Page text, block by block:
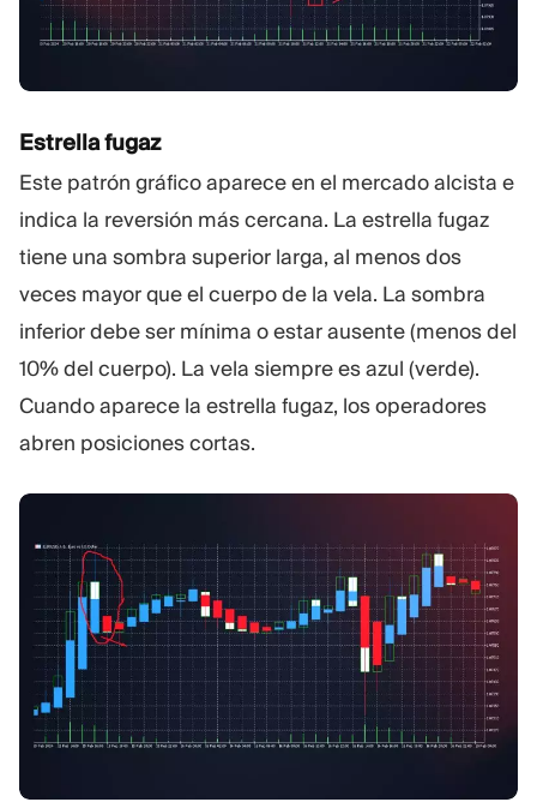
Estrella fugaz
Este patrón gráfico aparece en el mercado alcista e
indica la reversión más cercana. La estrella fugaz
tiene una sombra superior larga, al menos dos
veces mayor que el cuerpo de la vela. La sombra
inferior debe ser mínima o estar ausente (menos del
10% del cuerpo). La vela siempre es azul (verde).
Cuando aparece la estrella fugaz, los operadores
abren posiciones cortas.